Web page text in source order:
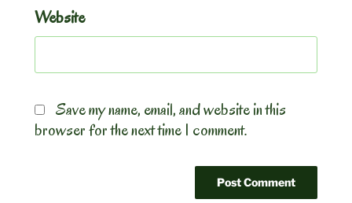
Website
Save my name, email, and website in this
browser for the next time I comment.